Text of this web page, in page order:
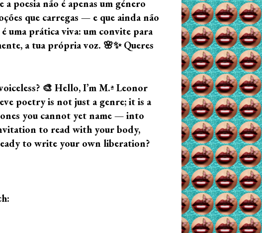
poesia não é apenas um género
que carregas — e que ainda não
uma prática viva: um convite para
a tua própria voz. 🌸✨ Queres
🎨 Hello, I’m M.ª Leonor
poetry is not just a genre; it is a
you cannot yet name — into
to read with your body,
to write your own liberation?